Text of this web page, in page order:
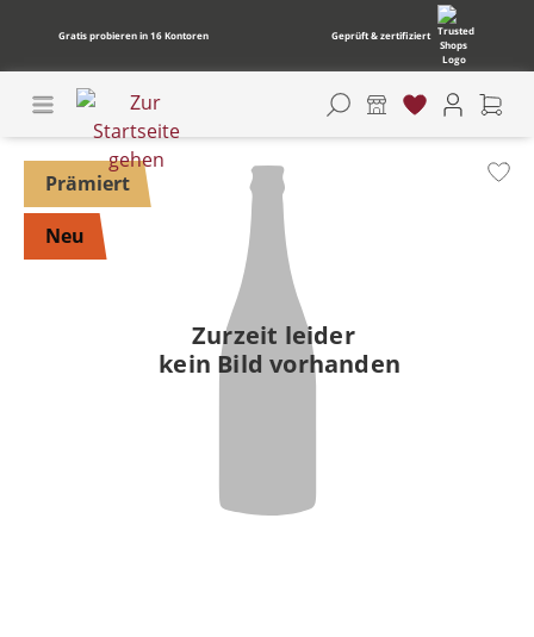
Gratis probieren in 16 Kontoren Geprüft & zertifiziert
Prämiert
Neu
Bildergalerie überspringen
Zurzeit leider
kein Bild vorhanden